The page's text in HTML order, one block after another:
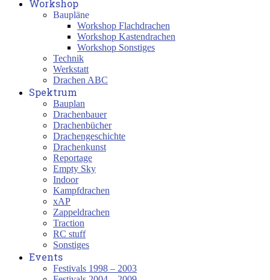
Workshop
Baupläne
Workshop Flachdrachen
Workshop Kastendrachen
Workshop Sonstiges
Technik
Werkstatt
Drachen ABC
Spektrum
Bauplan
Drachenbauer
Drachenbücher
Drachengeschichte
Drachenkunst
Reportage
Empty Sky
Indoor
Kampfdrachen
xAP
Zappeldrachen
Traction
RC stuff
Sonstiges
Events
Festivals 1998 – 2003